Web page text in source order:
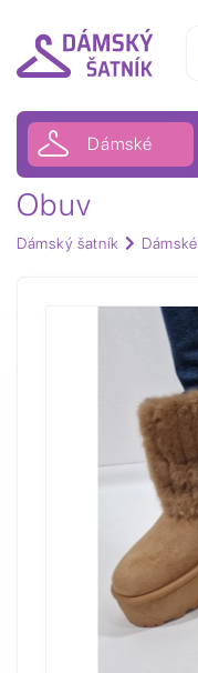
Dámské
Obuv
Dámský šatník Dámské